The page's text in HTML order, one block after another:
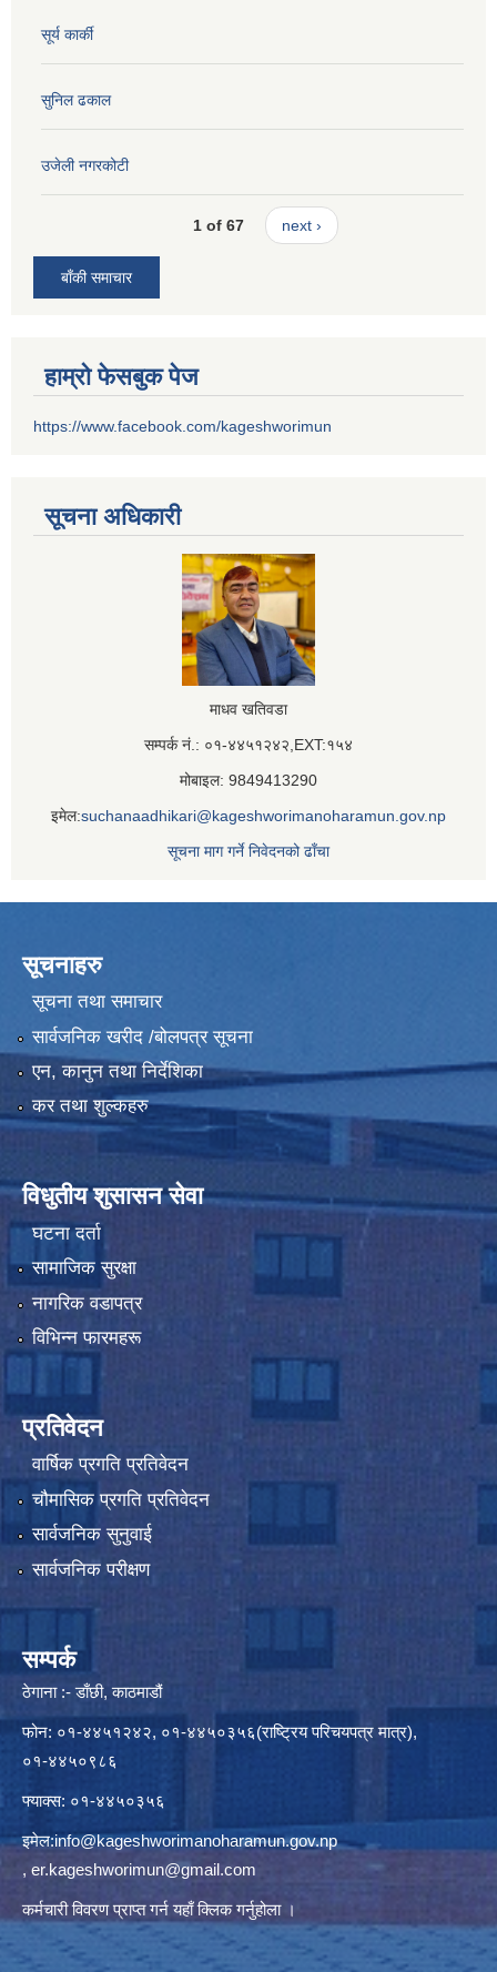
सूर्य कार्की
सुनिल ढकाल
उजेली नगरकोटी
1 of 67 next ›
बाँकी समाचार
हाम्रो फेसबुक पेज
https://www.facebook.com/kageshworimun
सूचना अधिकारी
माधव खतिवडा
सम्पर्क नं.: ०१-४४५१२४२,EXT:१५४
मोबाइल: 9849413290
इमेल:suchanaadhikari@kageshworimanoharamun.gov.np
सूचना माग गर्ने निवेदनको ढाँचा
सूचनाहरु
सूचना तथा समाचार
सार्वजनिक खरीद /बोलपत्र सूचना
एन, कानुन तथा निर्देशिका
कर तथा शुल्कहरु
विधुतीय शुसासन सेवा
घटना दर्ता
सामाजिक सुरक्षा
नागरिक वडापत्र
विभिन्न फारमहरू
प्रतिवेदन
वार्षिक प्रगति प्रतिवेदन
चौमासिक प्रगति प्रतिवेदन
सार्वजनिक सुनुवाई
सार्वजनिक परीक्षण
सम्पर्क
ठेगाना :- डाँछी, काठमाडौं
फोन: ०१-४४५१२४२, ०१-४४५०३५६(राष्ट्रिय परिचयपत्र मात्र),
०१-४४५०९८६
फ्याक्स: ०१-४४५०३५६
इमेल:info@kageshworimanoharamun.gov.np
, er.kageshworimun@gmail.com
कर्मचारी विवरण प्राप्त गर्नयहाँ क्लिकगर्नुहोला ।